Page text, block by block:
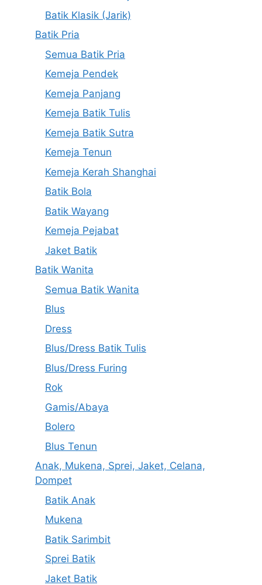
Batik Klasik (Jarik)
Batik Pria
Semua Batik Pria
Kemeja Pendek
Kemeja Panjang
Kemeja Batik Tulis
Kemeja Batik Sutra
Kemeja Tenun
Kemeja Kerah Shanghai
Batik Bola
Batik Wayang
Kemeja Pejabat
Jaket Batik
Batik Wanita
Semua Batik Wanita
Blus
Dress
Blus/Dress Batik Tulis
Blus/Dress Furing
Rok
Gamis/Abaya
Bolero
Blus Tenun
Anak, Mukena, Sprei, Jaket, Celana,
Dompet
Batik Anak
Mukena
Batik Sarimbit
Sprei Batik
Jaket Batik